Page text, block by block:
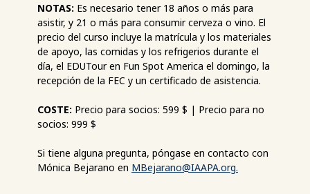
NOTAS: Es necesario tener 18 años o más para
asistir, y 21 o más para consumir cerveza o vino. El
precio del curso incluye la matrícula y los materiales
de apoyo, las comidas y los refrigerios durante el
día, el EDUTour en Fun Spot America el domingo, la
recepción de la FEC y un certificado de asistencia.
COSTE: Precio para socios: 599 $ | Precio para no
socios: 999 $
Si tiene alguna pregunta, póngase en contacto con
Mónica Bejarano en MBejarano@IAAPA.org.